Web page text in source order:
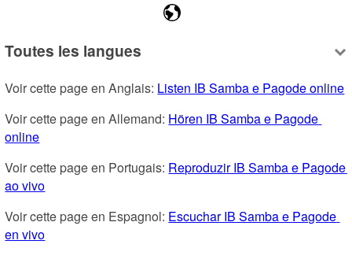
Toutes les langues
Voir cette page en Anglais: Listen IB Samba e Pagode online
Voir cette page en Allemand: Hören IB Samba e Pagode
online
Voir cette page en Portugais: Reproduzir IB Samba e Pagode
ao vivo
Voir cette page en Espagnol: Escuchar IB Samba e Pagode
en vivo